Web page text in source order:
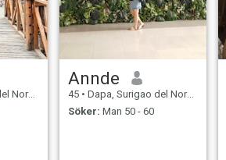
Annde
45 • Dapa, Surigao del Norte, Filippinerna
Söker: Man 50 - 60